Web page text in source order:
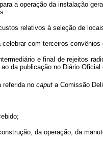
a operação da instalação
relativos à seleção de
celebrar com terceiros
e final de rejeitos
da publicação no Diário Oficial
referida no caput a Comissão
da operação, da